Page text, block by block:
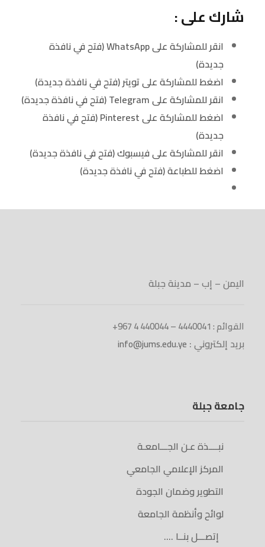
شارك على :
انقر للمشاركة على WhatsApp (فتح في نافذة
جديدة)
اضغط للمشاركة على تويتر (فتح في نافذة جديدة)
انقر للمشاركة على Telegram (فتح في نافذة جديدة)
اضغط للمشاركة على Pinterest (فتح في نافذة
جديدة)
انقر للمشاركة على فيسبوك (فتح في نافذة جديدة)
اضغط للطباعة (فتح في نافذة جديدة)
اليمن – إب – مدينة جبلة
القوائم : 4440041 – 440044 4 967+
بريد إلكتروني : info@jums.edu.ye
جامعة جبلة
نبــــذة عـن الجـــامعـة
المركز الإعلامي الجامعي
التطوير وضمان الجودة
لوائح وأنظمة الجامعة
إتصـــل بنــا ….